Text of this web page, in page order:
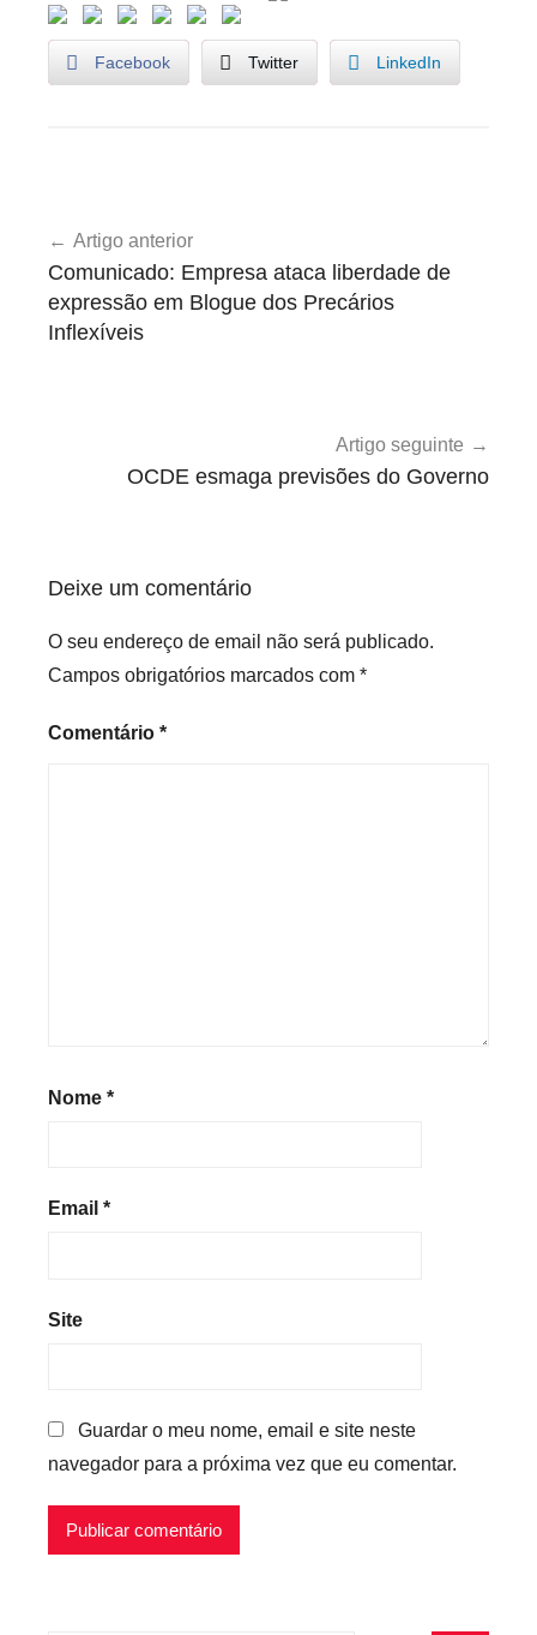
Facebook Twitter LinkedIn
de
artigos
Artigo anterior
Comunicado: Empresa ataca liberdade de
expressão em Blogue dos Precários
Inflexíveis
Artigo seguinte
OCDE esmaga previsões do Governo
Deixe um comentário
O seu endereço de email não será publicado.
Campos obrigatórios marcados com *
Comentário *
Nome *
Email *
Site
Guardar o meu nome, email e site neste
navegador para a próxima vez que eu comentar.